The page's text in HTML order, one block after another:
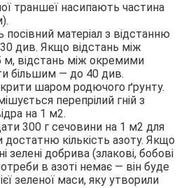
траншеї насипають частина
матеріал з відстанню
див. Якщо відстань між
відстань між окремими
більшим — до 40 див.
шаром родючого ґрунту.
перепрілий гній з
на 1 м2.
300 г сечовини на 1 м2 для
кількість азоту. Якщо
добрива (злакові, бобові
в азоті немає — він буде
зеленої маси, яку утворили